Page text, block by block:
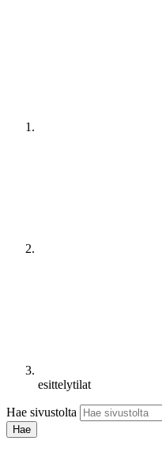
esittelytilat
Hae sivustolta